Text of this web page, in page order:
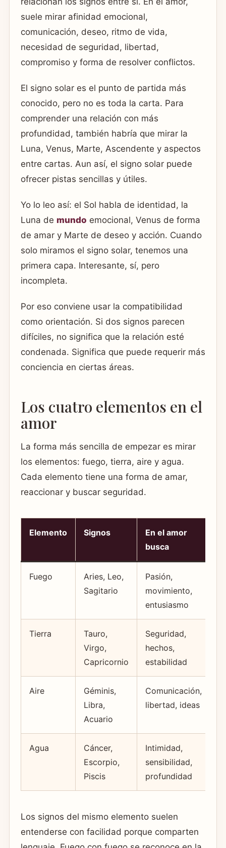
suele mirar afinidad emocional,
comunicación, deseo, ritmo de vida,
necesidad de seguridad, libertad,
compromiso y forma de resolver conflictos.
El signo solar es el punto de partida más
conocido, pero no es toda la carta. Para
comprender una relación con más
profundidad, también habría que mirar la
Luna, Venus, Marte, Ascendente y aspectos
entre cartas. Aun así, el signo solar puede
ofrecer pistas sencillas y útiles.
Yo lo leo así: el Sol habla de identidad, la
Luna de mundo emocional, Venus de forma
de amar y Marte de deseo y acción. Cuando
solo miramos el signo solar, tenemos una
primera capa. Interesante, sí, pero
incompleta.
Por eso conviene usar la compatibilidad
como orientación. Si dos signos parecen
difíciles, no significa que la relación esté
condenada. Significa que puede requerir más
conciencia en ciertas áreas.
Los cuatro elementos en el
amor
La forma más sencilla de empezar es mirar
los elementos: fuego, tierra, aire y agua.
Cada elemento tiene una forma de amar,
reaccionar y buscar seguridad.
Elemento Signos
En el amor
busca
Fuego
Aries, Leo,
Sagitario
Pasión,
movimiento,
entusiasmo
Tierra
Tauro,
Virgo,
Capricornio
Seguridad,
hechos,
estabilidad
Aire
Géminis,
Libra,
Acuario
Comunicación,
libertad, ideas
Agua
Cáncer,
Escorpio,
Piscis
Intimidad,
sensibilidad,
profundidad
Los signos del mismo elemento suelen
entenderse con facilidad porque comparten